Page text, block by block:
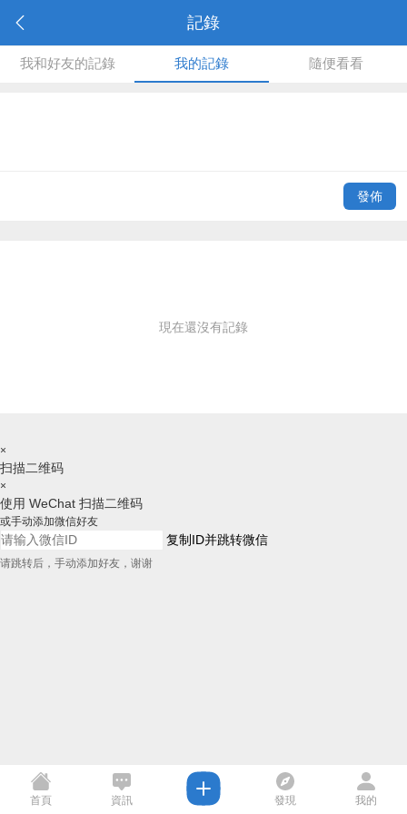
記錄
我和好友的記錄 我的記錄 隨便看看
發佈
現在還沒有記錄
×
扫描二维码
×
使用 WeChat 扫描二维码
或手动添加微信好友
复制ID并跳转微信
请跳转后，手动添加好友，谢谢
首頁 資訊 發現 我的